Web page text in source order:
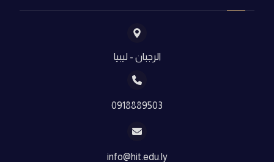
الرجبان - ليبيا
0918889503
info@hit.edu.ly